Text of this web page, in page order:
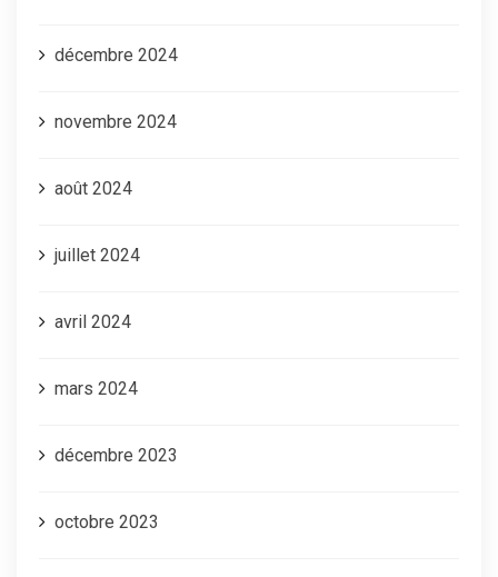
décembre 2024
novembre 2024
août 2024
juillet 2024
avril 2024
mars 2024
décembre 2023
octobre 2023